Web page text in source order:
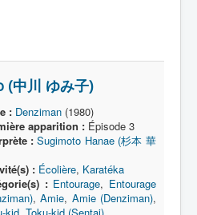
(中川 ゆみ子)
: Denziman(1980)
apparition :Épisode 3
: Sugimoto Hanae (杉本 華
: Écolière, Karatéka
: Entourage, Entourage
,Amie, Amie (Denziman),